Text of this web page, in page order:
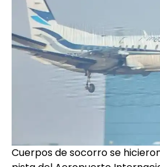
Cuerpos de socorro se